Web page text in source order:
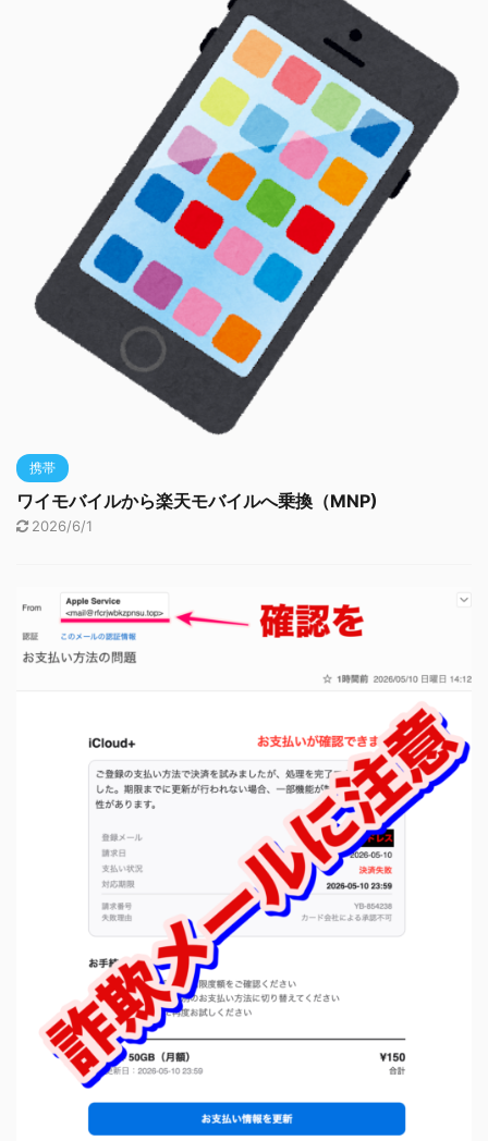
携帯
ワイモバイルから楽天モバイルへ乗換（MNP)
2026/6/1